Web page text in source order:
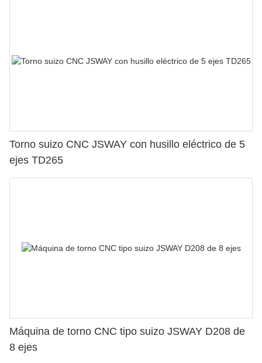
Torno suizo CNC JSWAY con husillo eléctrico de 5
ejes TD265
Máquina de torno CNC tipo suizo JSWAY D208 de
8 ejes